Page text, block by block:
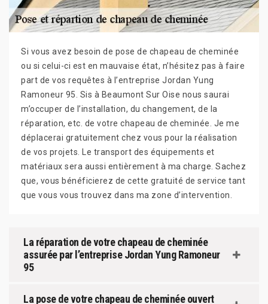
Si vous avez besoin de pose de chapeau de cheminée
ou si celui-ci est en mauvaise état, n’hésitez pas à faire
part de vos requêtes à l’entreprise Jordan Yung
Ramoneur 95. Sis à Beaumont Sur Oise nous saurai
m’occuper de l’installation, du changement, de la
réparation, etc. de votre chapeau de cheminée. Je me
déplacerai gratuitement chez vous pour la réalisation
de vos projets. Le transport des équipements et
matériaux sera aussi entièrement à ma charge. Sachez
que, vous bénéficierez de cette gratuité de service tant
que vous vous trouvez dans ma zone d’intervention.
La réparation de votre chapeau de cheminée
assurée par l’entreprise Jordan Yung Ramoneur
95
La pose de votre chapeau de cheminée ouvert